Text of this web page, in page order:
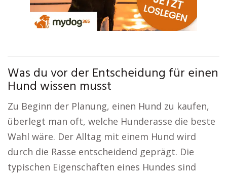
Was du vor der Entscheidung für einen
Hund wissen musst
Zu Beginn der Planung, einen Hund zu kaufen,
überlegt man oft, welche Hunderasse die beste
Wahl wäre. Der Alltag mit einem Hund wird
durch die Rasse entscheidend geprägt. Die
typischen Eigenschaften eines Hundes sind